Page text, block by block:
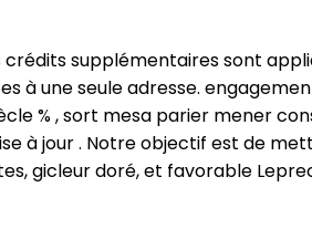
supplémentaires sont
à une seule adresse.
% , sort mesa parier mener
à jour . Notre objectif est de
gicleur doré, et favorable